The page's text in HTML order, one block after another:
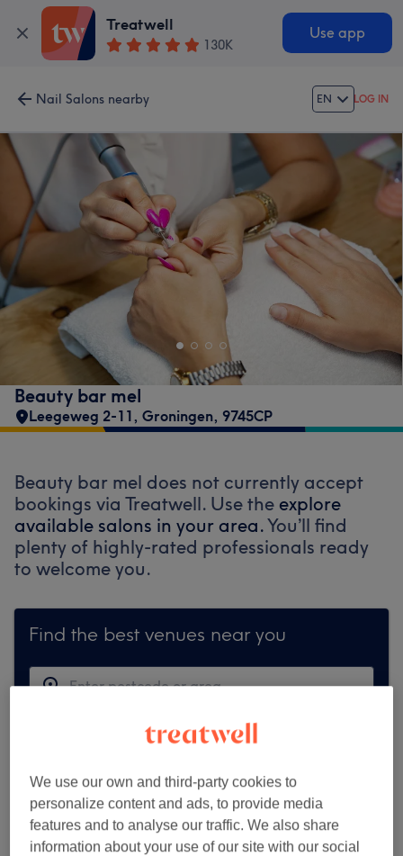
Treatwell
130K
Use app
Nail Salons nearby EN LOG IN
Beauty bar mel
Leegeweg 2-11, Groningen, 9745CP
Beauty bar mel does not currently accept
bookings via Treatwell. Use the explore
available salons in your area.You’ll find
plenty of highly-rated professionals ready
to welcome you.
Find the best venues near you
Search Treatwell
Browse more venues
We use our own and third-party cookies to
personalize content and ads, to provide media
features and to analyse our traffic. We also share
information about your use of our site with our social